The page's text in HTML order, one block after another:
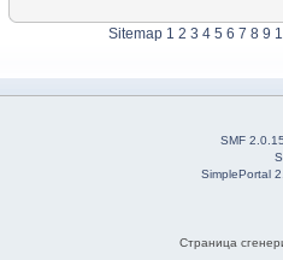
Sitemap 1 2 3 4 5 6 7 8 9
SMF
SimplePortal
Страница